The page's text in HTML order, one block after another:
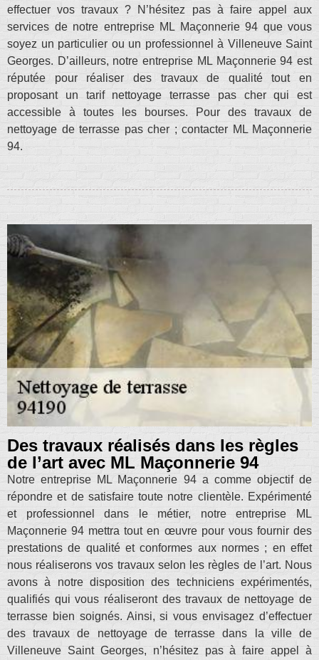
effectuer vos travaux ? N’hésitez pas à faire appel aux
services de notre entreprise ML Maçonnerie 94 que vous
soyez un particulier ou un professionnel à Villeneuve Saint
Georges. D’ailleurs, notre entreprise ML Maçonnerie 94 est
réputée pour réaliser des travaux de qualité tout en
proposant un tarif nettoyage terrasse pas cher qui est
accessible à toutes les bourses. Pour des travaux de
nettoyage de terrasse pas cher ; contacter ML Maçonnerie
94.
Des travaux réalisés dans les règles
de l’art avec ML Maçonnerie 94
Notre entreprise ML Maçonnerie 94 a comme objectif de
répondre et de satisfaire toute notre clientèle. Expérimenté
et professionnel dans le métier, notre entreprise ML
Maçonnerie 94 mettra tout en œuvre pour vous fournir des
prestations de qualité et conformes aux normes ; en effet
nous réaliserons vos travaux selon les règles de l’art. Nous
avons à notre disposition des techniciens expérimentés,
qualifiés qui vous réaliseront des travaux de nettoyage de
terrasse bien soignés. Ainsi, si vous envisagez d’effectuer
des travaux de nettoyage de terrasse dans la ville de
Villeneuve Saint Georges, n’hésitez pas à faire appel à